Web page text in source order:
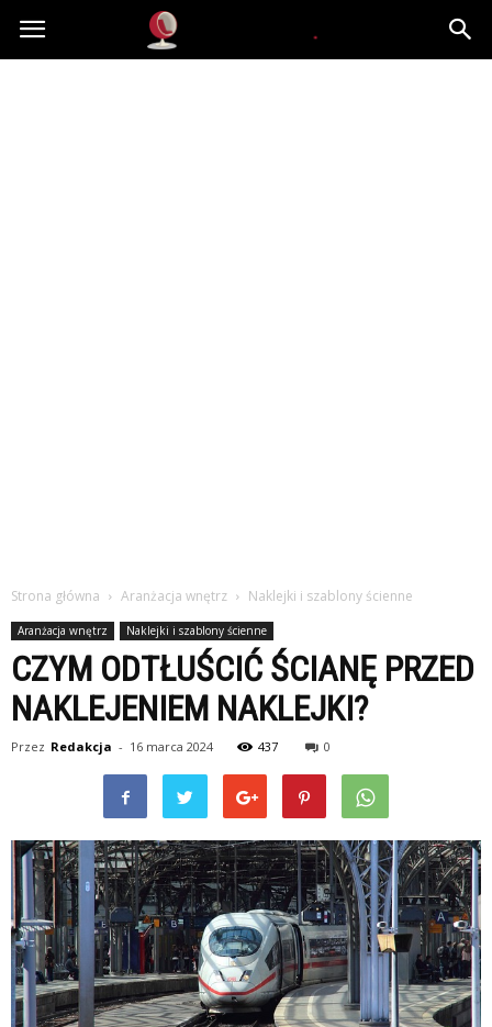
Dekoteria.pl
Strona główna Aranżacja wnętrz Naklejki i szablony ścienne
Aranżacja wnętrz Naklejki i szablony ścienne
CZYM ODTŁUŚCIĆ ŚCIANĘ PRZED
NAKLEJENIEM NAKLEJKI?
Przez Redakcja - 16 marca 2024 437 0